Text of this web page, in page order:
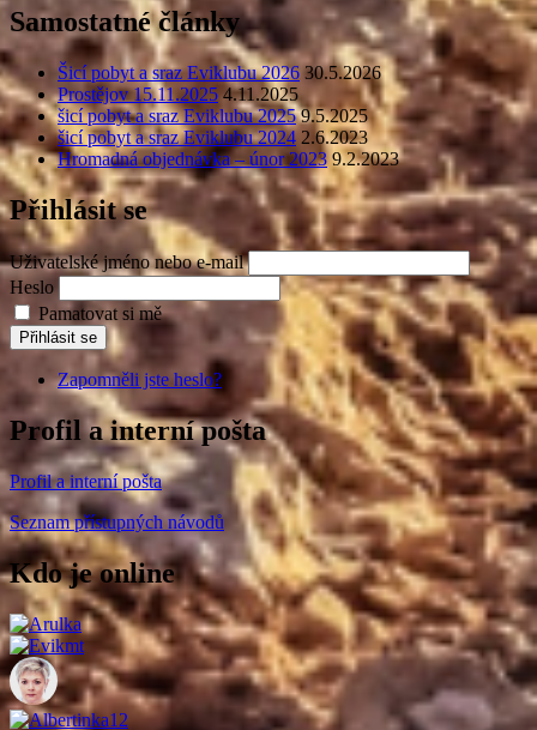
Samostatné články
Šicí pobyt a sraz Eviklubu 2026 30.5.2026
Prostějov 15.11.2025 4.11.2025
šicí pobyt a sraz Eviklubu 2025 9.5.2025
šicí pobyt a sraz Eviklubu 2024 2.6.2023
Hromadná objednávka – únor 2023 9.2.2023
Přihlásit se
Uživatelské jméno nebo e-mail
Heslo
Pamatovat si mě
Přihlásit se
Zapomněli jste heslo?
Profil a interní pošta
Profil a interní pošta
Seznam přístupných návodů
Kdo je online